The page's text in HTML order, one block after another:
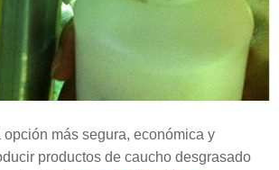
más segura, económica y
productos de caucho desgrasado